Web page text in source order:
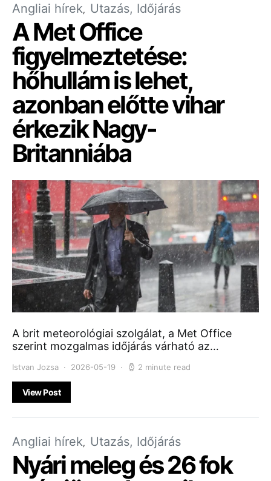
Angliai hírek Utazás, Időjárás
A Met Office
figyelmeztetése:
hőhullám is lehet,
azonban előtte vihar
érkezik Nagy-
Britanniába
A brit meteorológiai szolgálat, a Met Office
szerint mozgalmas időjárás várható az…
Istvan Jozsa 2026-05-19 2 minute read
View Post
Angliai hírek Utazás, Időjárás
Nyári meleg és 26 fok